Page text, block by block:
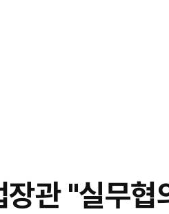
장관 "실무